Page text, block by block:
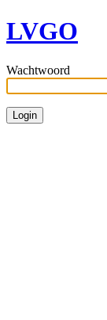
LVGO
Wachtwoord